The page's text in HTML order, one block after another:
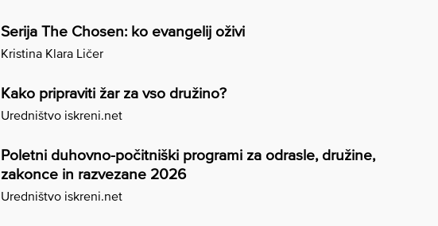
Serija The Chosen: ko evangelij oživi
Kristina Klara Ličer
Kako pripraviti žar za vso družino?
Uredništvo iskreni.net
Poletni duhovno-počitniški programi za odrasle, družine,
zakonce in razvezane 2026
Uredništvo iskreni.net